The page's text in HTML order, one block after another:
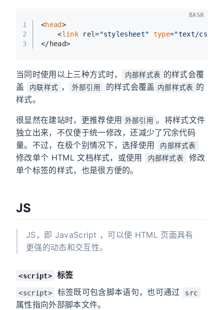
1
2
3
<head>
    <
link rel="stylesheet" type="text/css"
</head>
BASH
当同时使用以上三种方式时， 内部样式表 的样式会覆
盖
内联样式 ， 外部引用 的样式会覆盖 内部样式表 的
样式。
很显然在建站时，更推荐使用 外部引用 。将样式文件
独立出来，不仅便于统一修改，还减少了冗余代码
量。不过，在极个别情况下，选择使用
内部样式表
修改单个 HTML 文档样式，或使用 内部样式表
修改
单个标签的样式，也是很方便的。
JS
JS，即 JavaScript ，可以使 HTML 页面具有
更强的动态和交互性。
<script> 标签
<script> 标签既可包含脚本语句，也可通过 src
属性指向外部脚本文件。